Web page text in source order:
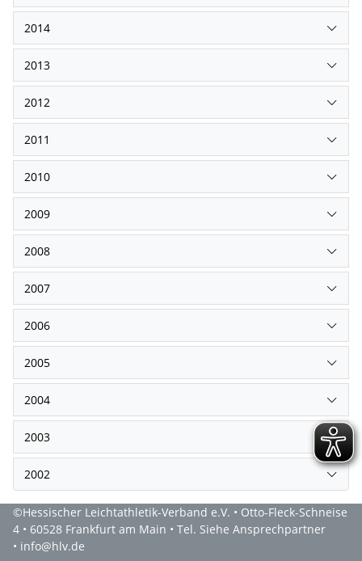
2014
2013
2012
2011
2010
2009
2008
2007
2006
2005
2004
2003
2002
©Hessischer Leichtathletik-Verband e.V. • Otto-Fleck-Schneise
4 • 60528 Frankfurt am Main • Tel. Siehe Ansprechpartner
• info@hlv.de